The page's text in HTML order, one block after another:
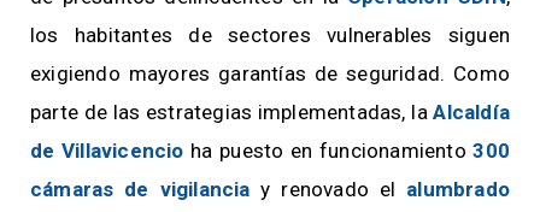
los habitantes de sectores vulnerables siguen
exigiendo mayores garantías de seguridad. Como
parte de las estrategias implementadas, laAlcaldía
de Villavicencio ha puesto en funcionamiento300
cámaras de vigilancia y renovado el alumbrado